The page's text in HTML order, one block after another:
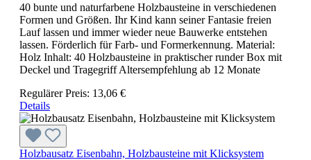
40 bunte und naturfarbene Holzbausteine in verschiedenen
Formen und Größen. Ihr Kind kann seiner Fantasie freien
Lauf lassen und immer wieder neue Bauwerke entstehen
lassen. Förderlich für Farb- und Formerkennung. Material:
Holz Inhalt: 40 Holzbausteine in praktischer runder Box mit
Deckel und Tragegriff Altersempfehlung ab 12 Monate
Regulärer Preis: 13,06 €
Details
Holzbausatz Eisenbahn, Holzbausteine mit Klicksystem